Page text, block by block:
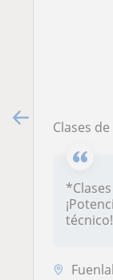
Clases de Dibujo